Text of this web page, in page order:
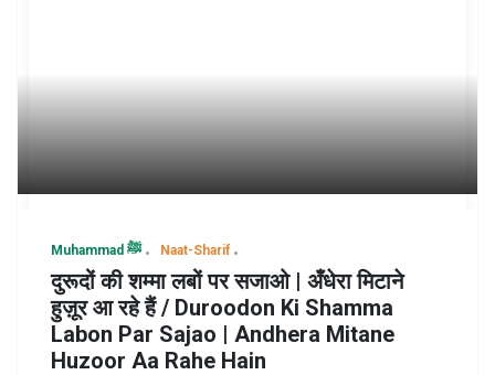
Muhammad ﷺ Naat-Sharif
दुरूदों की शम्मा लबों पर सजाओ | अँधेरा मिटाने
हुज़ूर आ रहे हैं / Duroodon Ki Shamma
Labon Par Sajao | Andhera Mitane
Huzoor Aa Rahe Hain